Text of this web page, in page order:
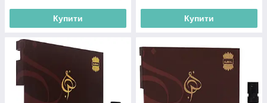
Купити Купити